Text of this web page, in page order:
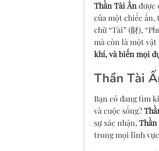
Thần Tài Ấn được
của một chiếc ấn,
chữ “Tài” (財),
mà còn là một
khí, và biến mọi
Thần Tài
Bạn có đang tìm
và cuộc sống?
sự xác nhận, Thần
trong mọi lĩnh